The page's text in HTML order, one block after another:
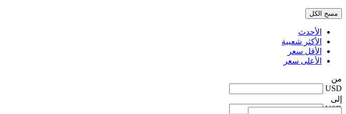
مسح الكل
الأحدث
الأكثر شعبية
الأقل سعر
الأعلى سعر
من
USD
إلى
USD